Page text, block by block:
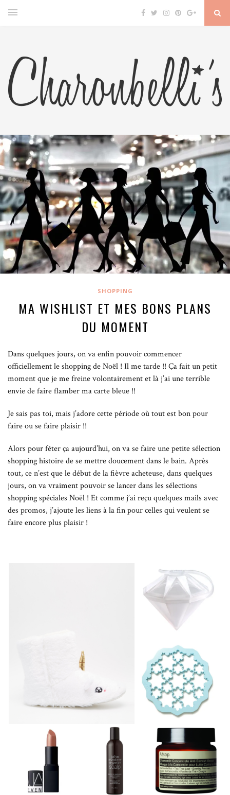
SHOPPING
MA WISHLIST ET MES BONS PLANS
DU MOMENT
Dans quelques jours, on va enfin pouvoir commencer
officiellement le shopping de Noël ! Il me tarde !! Ça fait un petit
moment que je me freine volontairement et là j’ai une terrible
envie de faire flamber ma carte bleue !!
Je sais pas toi, mais j’adore cette période où tout est bon pour
faire ou se faire plaisir !!
Alors pour fêter ça aujourd’hui, on va se faire une petite sélection
shopping histoire de se mettre doucement dans le bain. Après
tout, ce n’est que le début de la fièvre acheteuse, dans quelques
jours, on va vraiment pouvoir se lancer dans les sélections
shopping spéciales Noël ! Et comme j’ai reçu quelques mails avec
des promos, j’ajoute les liens à la fin pour celles qui veulent se
faire encore plus plaisir !